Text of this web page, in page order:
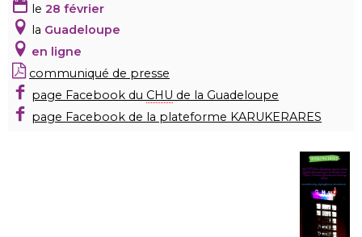
le 28 février
la Guadeloupe
en ligne
communiqué de presse
page Facebook du CHU de la Guadeloupe
page Facebook de la plateforme KARUKERARES